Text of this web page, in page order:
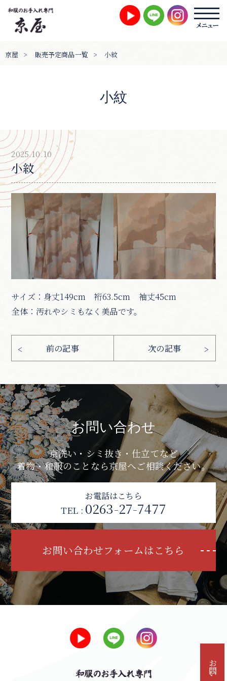
京屋 > 販売予定商品一覧 > 小紋
小紋
2025.10.10
小紋
サイズ：身丈149cm 裄63.5cm 袖丈45cm
全体：汚れやシミもなく美品です。
お問い合わせ
京洗い・シミ抜き・仕立てなど
着物・和服のことなら京屋へご相談ください。
お電話はこちら
TEL : 0263-27-7477
お問い合わせフォームはこちら